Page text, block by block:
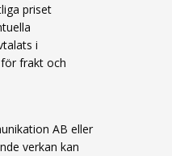
priset
i
frakt och
AB eller
verkan kan